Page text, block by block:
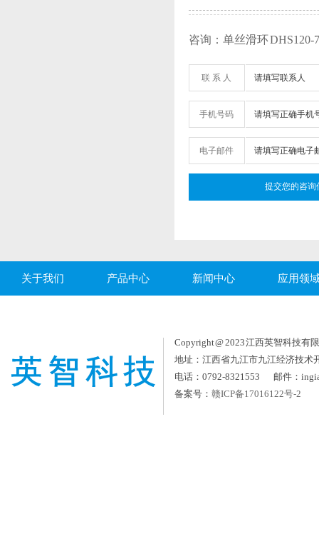
咨询：单丝滑环 DHS120-
联 系 人
手机号码
电子邮件
关于我们 产品中心 新闻中心 应用领
Copyright @ 2023 江西英智科技有
地址：江西省九江市九江经济技术
电话：0792-8321553 邮件：
备案号： 赣ICP备17016122号-2